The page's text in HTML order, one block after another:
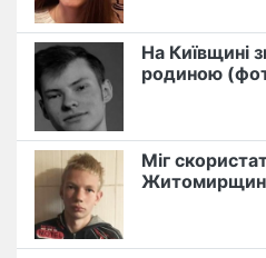
На Київщині
родиною
Міг
Житомирщині